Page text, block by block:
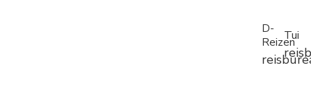
D-
Reizen
Tui